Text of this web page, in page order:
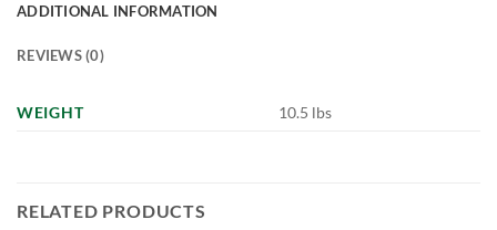
ADDITIONAL INFORMATION
REVIEWS (0)
WEIGHT 10.5 lbs
RELATED PRODUCTS